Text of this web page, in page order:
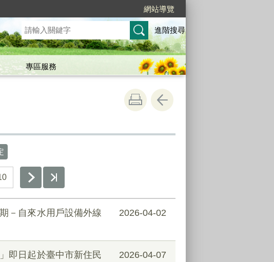
網站導覽
進階搜尋
專區服務
－自來水用戶設備外線
2026-04-02
即日起於臺中市新住民
2026-04-07